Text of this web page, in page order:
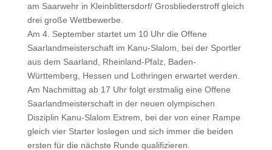
am Saarwehr in Kleinblittersdorf/ Grosbliederstroff gleich
drei große Wettbewerbe.
Am 4. September startet um 10 Uhr die Offene
Saarlandmeisterschaft im Kanu-Slalom, bei der Sportler
aus dem Saarland, Rheinland-Pfalz, Baden-
Württemberg, Hessen und Lothringen erwartet werden.
Am Nachmittag ab 17 Uhr folgt erstmalig eine Offene
Saarlandmeisterschaft in der neuen olympischen
Disziplin Kanu-Slalom Extrem, bei der von einer Rampe
gleich vier Starter loslegen und sich immer die beiden
ersten für die nächste Runde qualifizieren.